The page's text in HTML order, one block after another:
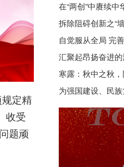
定精
收受
题顽
在“两创”中赓续中
拆除阻碍创新之“
自觉服从全局 完
汇聚起昂扬奋进的
寒露：秋中之秋
为强国建设、民